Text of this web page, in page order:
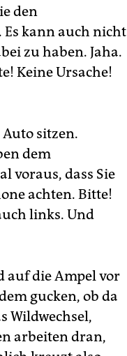
den
kann auch nicht
zu haben. Jaha.
Keine Ursache!
sitzen.
dem
voraus, dass Sie
achten. Bitte!
links. Und
auf die Ampel vor
gucken, ob da
Wildwechsel,
arbeiten dran,